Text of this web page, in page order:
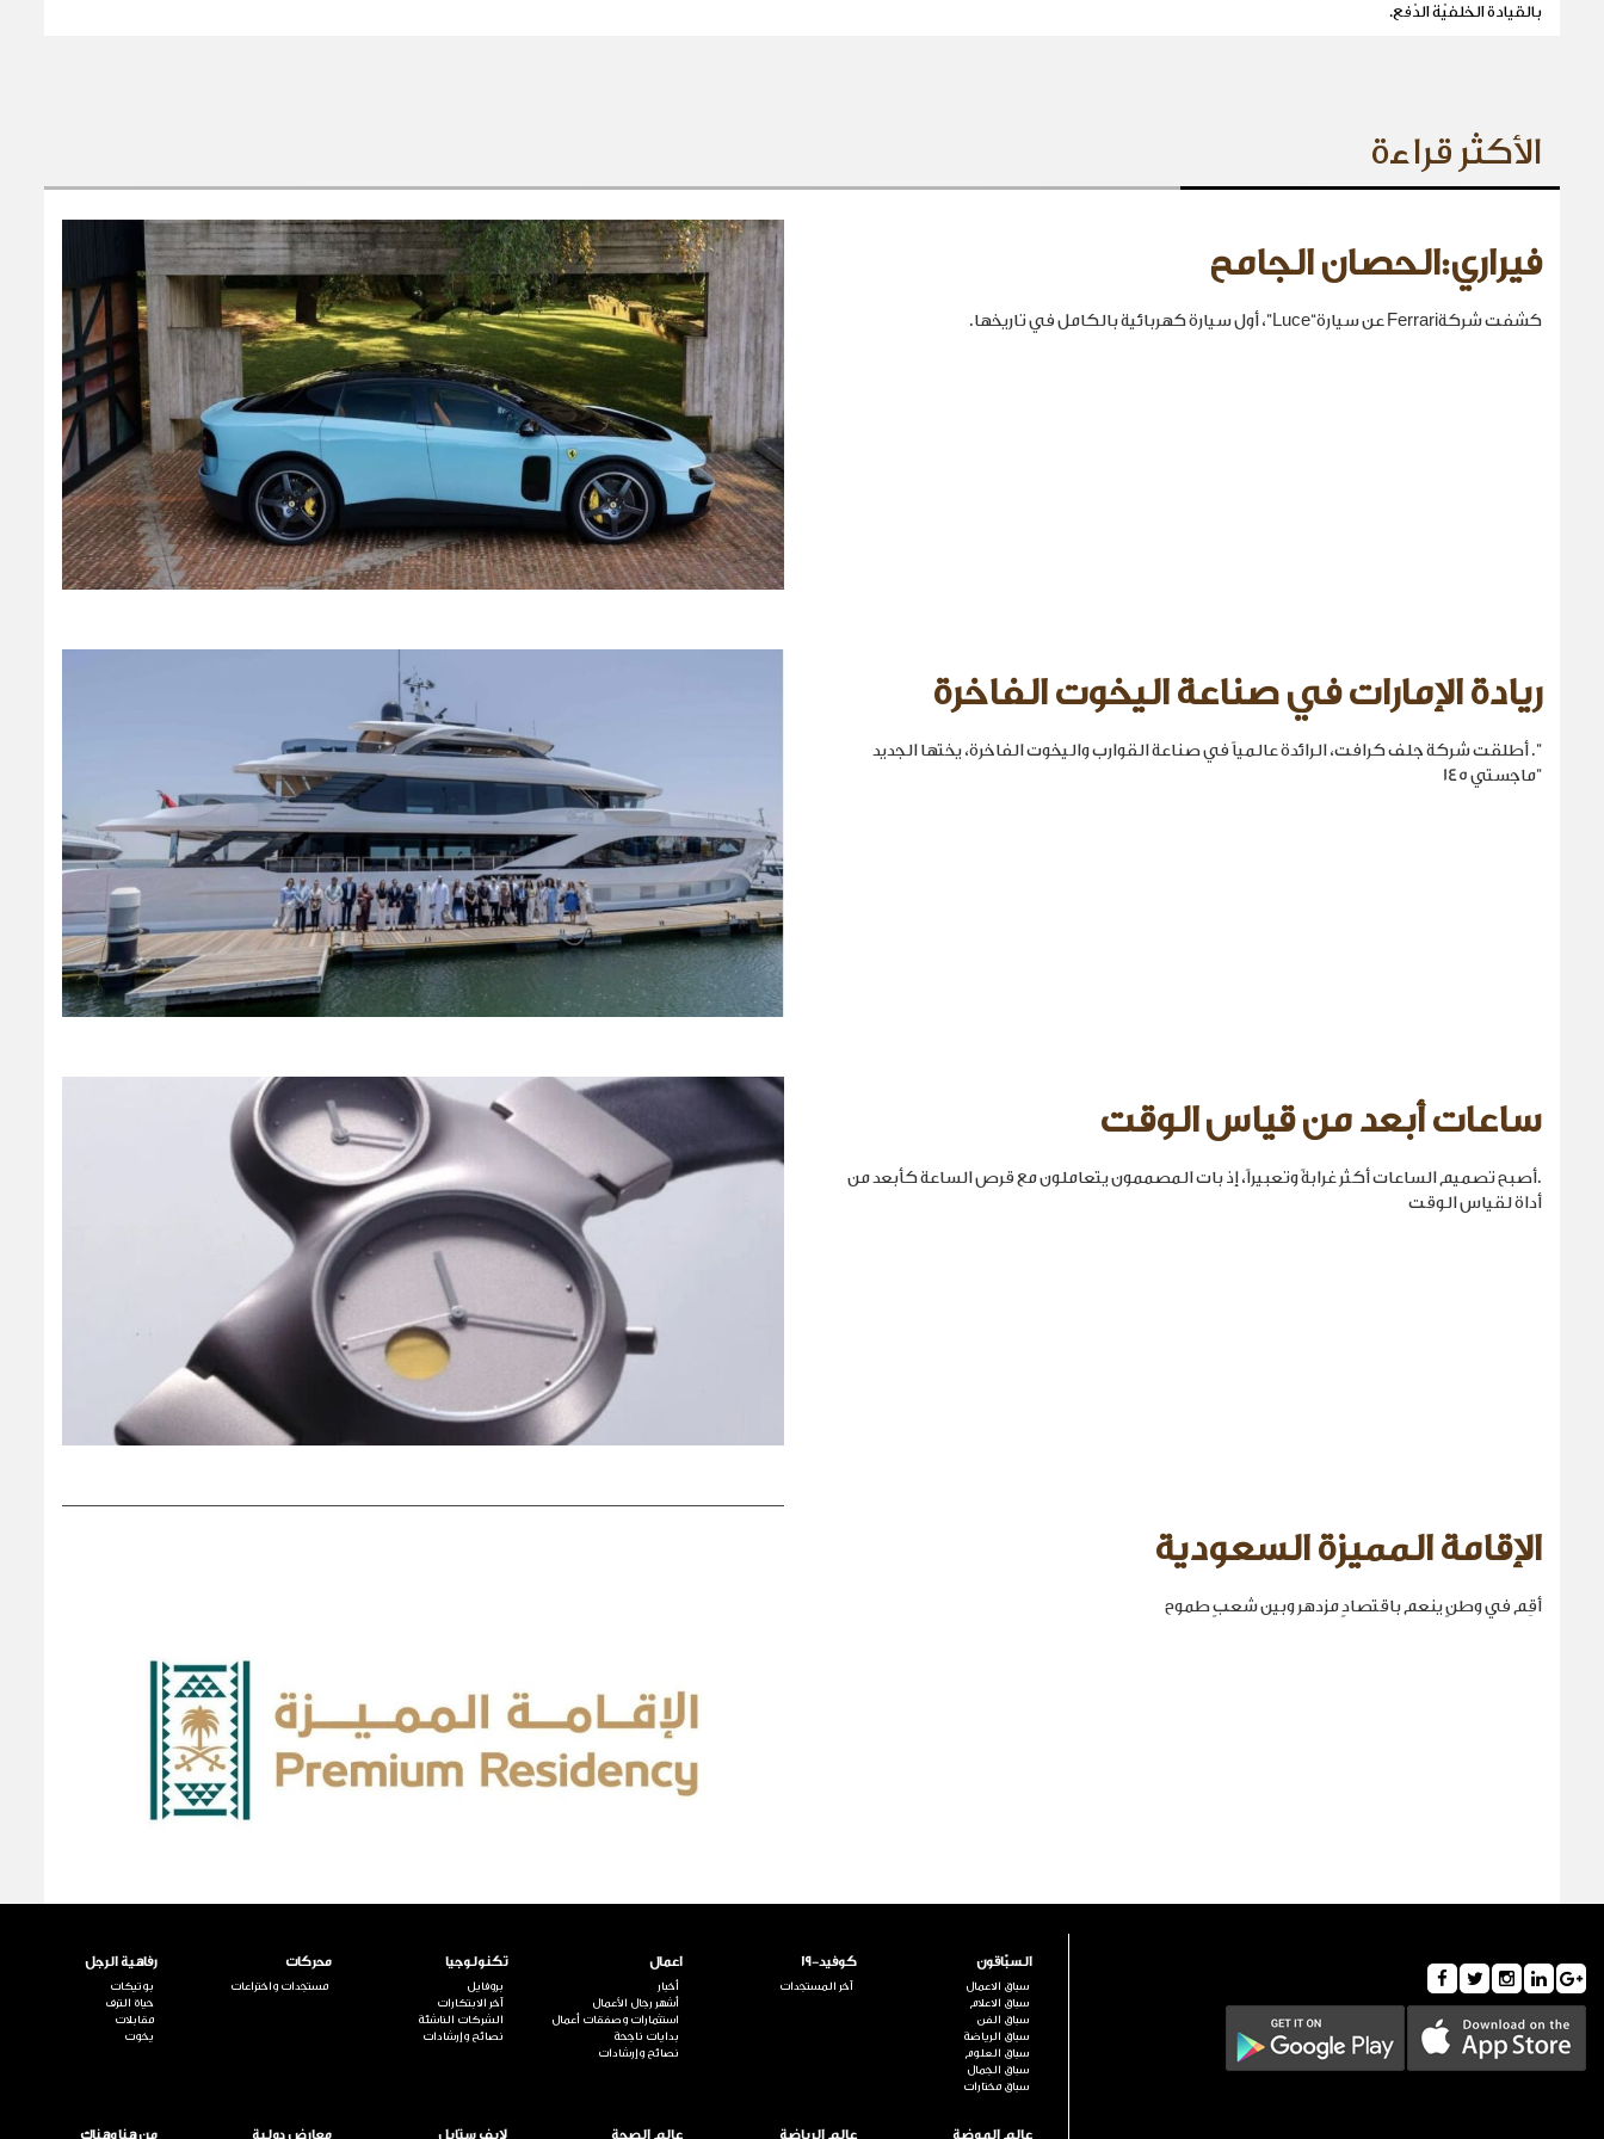
بالقيادة الخلفيّة الدّفع.
الأكثر قراءة
فيراري:الحصان الجامح
كشفت شركةFerrari عن سيارة“Luce”، أول سيارة كهربائية بالكامل في تاريخها.
ريادة الإمارات في صناعة اليخوت الفاخرة
". أطلقت شركة جلف كرافت، الرائدة عالمياً في صناعة القوارب واليخوت الفاخرة، يختها الجديد
"ماجستي 145
ساعات أبعد من قياس الوقت
.أصبح تصميم الساعات أكثر غرابةً وتعبيراً، إذ بات المصممون يتعاملون مع قرص الساعة كأبعد من
أداة لقياس الوقت
الإقامة المميزة السعودية
أقِم في وطنٍ ينعم باقتصادٍ مزدهر وبين شعبٍ طموح
السبّاقون
سباق الاعمال
سباق الاعلام
سباق الفن
سباق الرياضة
سباق العلوم
سباق الجمال
سباق مختارات
كوفيد-19
آخر المستجدات
اعمال
أخبار
أشهر رجال الأعمال
استثمارات وصفقات أعمال
بدايات ناجحة
نصائح وإرشادات
تكنولوجيا
بروفايل
آخر الابتكارات
الشركات الناشئة
نصائح وإرشادات
محركات
مستجدات واختراعات
رفاهية الرجل
بوتيكات
حياة الترف
مقابلات
يخوت
عالم الموضة عالم الرياضة عالم الصحة لايف ستايل معارض دولية من هنا وهناك